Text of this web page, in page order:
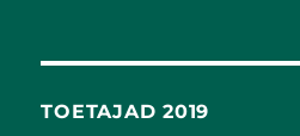
TOETAJAD 2019